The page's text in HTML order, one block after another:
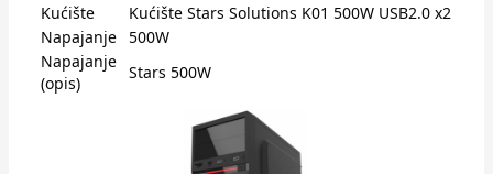
Kućište
Kućište Stars Solutions K01 500W USB2.0 x2
Napajanje 500W
Napajanje
(opis)
Stars 500W